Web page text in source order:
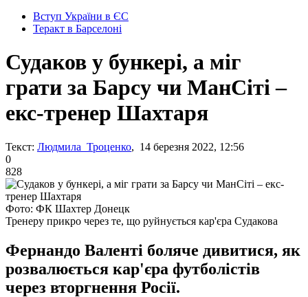
Вступ України в ЄС
Теракт в Барселоні
Судаков у бункері, а міг
грати за Барсу чи МанСіті –
екс-тренер Шахтаря
Текст: Людмила Троценко, 14 березня 2022, 12:56
0
828
Фото: ФК Шахтер Донецк
Тренеру прикро через те, що руйнується кар'єра Судакова
Фернандо Валенті боляче дивитися, як
розвалюється кар'єра футболістів
через вторгнення Росії.